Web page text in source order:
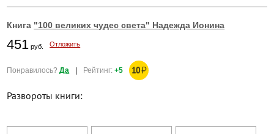
Книга "100 великих чудес света" Надежда Ионина
451 руб. Отложить
Понравилось?Да | Рейтинг:+5 10₽
Развороты книги: